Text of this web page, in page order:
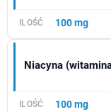
100 mg
Niacyna
100 mg